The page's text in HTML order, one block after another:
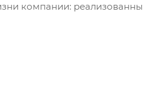
компании: